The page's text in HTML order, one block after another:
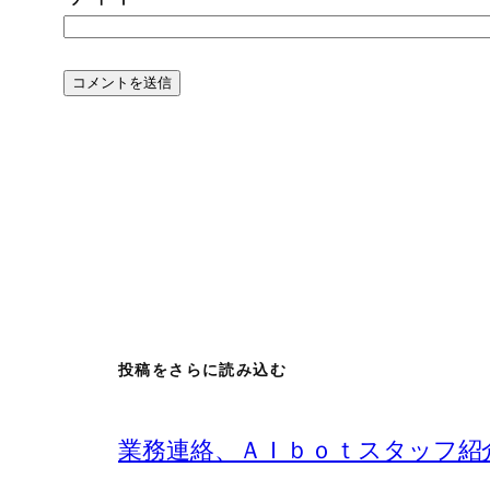
投稿をさらに読み込む
業務連絡、ＡＩｂｏｔスタッフ紹